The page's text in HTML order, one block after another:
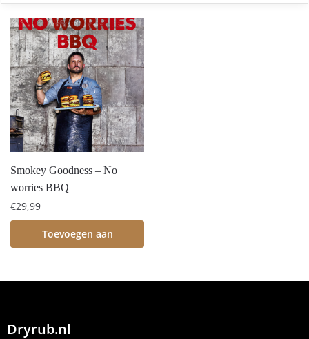
Smokey Goodness – No
worries BBQ
€29,99
Toevoegen aan
Dryrub.nl